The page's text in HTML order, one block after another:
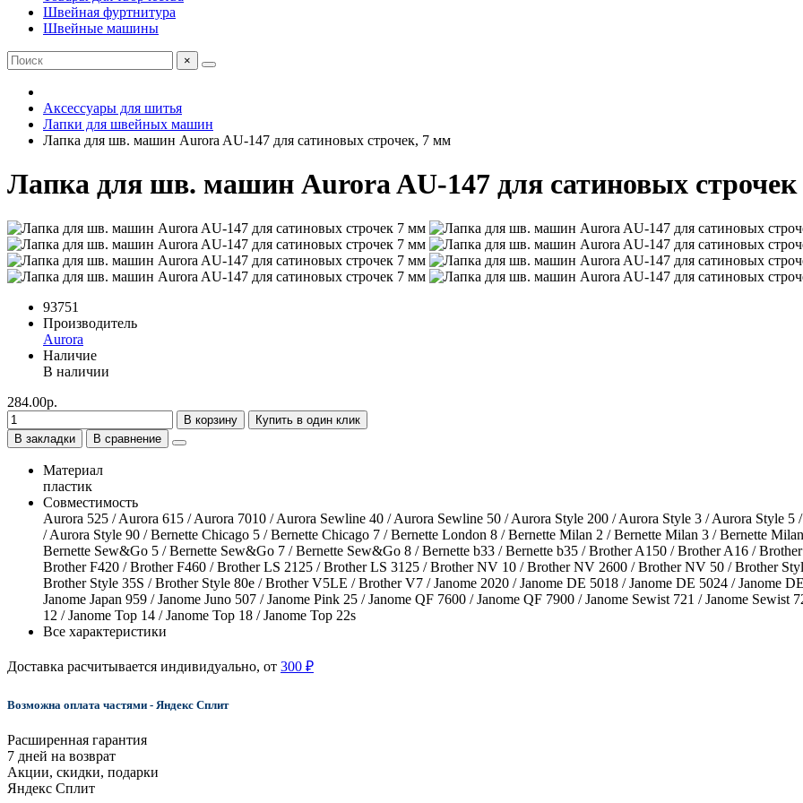
Швейная фуртнитура
Швейные машины
×
Аксессуары для шитья
Лапки для швейных машин
Лапка для шв. машин Aurora AU-147 для сатиновых строчек, 7 мм
Лапка для шв. машин Aurora AU-147 для сатиновых
93751
Производитель
Aurora
Наличие
В наличии
284.00р.
В корзину
Купить в один клик
В закладки
В сравнение
Материал
пластик
Совместимость
Aurora 525 / Aurora 615 / Aurora 7010 / Aurora Sewline 40 / Aurora Sewline 50 / Aurora Style 200 / Aurora Style 3 / Aurora Style
/ Aurora Style 90 / Bernette Chicago 5 / Bernette Chicago 7 / Bernette London 8 / Bernette Milan 2 / Bernette Milan 3 / Bernette
Bernette Sew&Go 5 / Bernette Sew&Go 7 / Bernette Sew&Go 8 / Bernette b33 / Bernette b35 / Brother A150 / Brother A16 /
Brother F420 / Brother F460 / Brother LS 2125 / Brother LS 3125 / Brother NV 10 / Brother NV 2600 / Brother NV 50 / Brother
Brother Style 35S / Brother Style 80e / Brother V5LE / Brother V7 / Janome 2020 / Janome DE 5018 / Janome DE 5024 / Janome
Janome Japan 959 / Janome Juno 507 / Janome Pink 25 / Janome QF 7600 / Janome QF 7900 / Janome Sewist 721 / Janome
12 / Janome Top 14 / Janome Top 18 / Janome Top 22s
Все характеристики
Доставка расчитывается индивидуально, от 300 ₽
Возможна оплата частями - Яндекс Сплит
Расширенная гарантия
7 дней на возврат
Акции, скидки, подарки
Яндекс Сплит